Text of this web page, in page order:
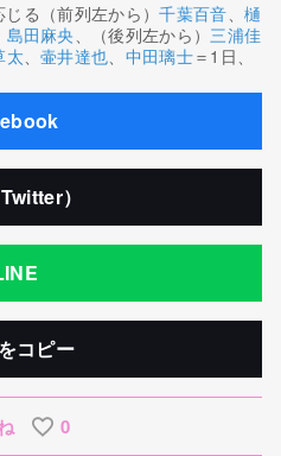
る（前列左から）千葉百音、 樋
島田麻央、（後列左から）三浦佳
太、壷井達也、 中田璃士＝1日、
）
コピー
0